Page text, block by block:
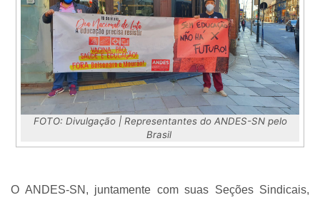
FOTO: Divulgação | Representantes do ANDES-SN pelo
Brasil
O ANDES-SN, juntamente com suas Seções Sindicais,